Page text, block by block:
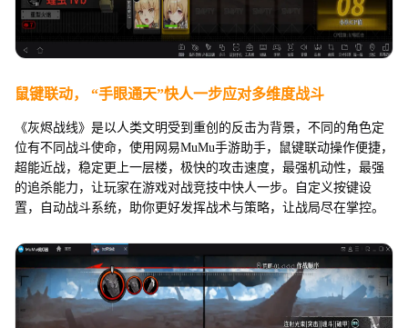
鼠键联动， “手眼通天”快人一步应对多维度战斗
《灰烬战线》是以人类文明受到重创的反击为背景，不同的角色定
位有不同战斗使命，使用网易MuMu手游助手，鼠键联动操作便捷，
超能近战，稳定更上一层楼，极快的攻击速度，最强机动性，最强
的追杀能力，让玩家在游戏对战竞技中快人一步。自定义按键设
置，自动战斗系统，助你更好发挥战术与策略，让战局尽在掌控。